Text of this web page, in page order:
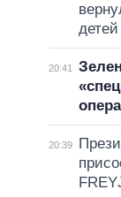
20:41
20:39